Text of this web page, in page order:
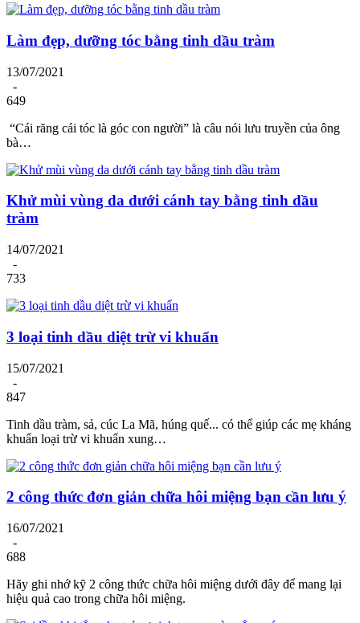
Làm đẹp, dưỡng tóc bằng tinh dầu tràm
13/07/2021
-
649
“Cái răng cái tóc là góc con người” là câu nói lưu truyền của ông
bà…
Khử mùi vùng da dưới cánh tay bằng tinh dầu
tràm
14/07/2021
-
733
3 loại tinh dầu diệt trừ vi khuẩn
15/07/2021
-
847
Tinh dầu tràm, sả, cúc La Mã, húng quế... có thể giúp các mẹ kháng
khuẩn loại trừ vi khuẩn xung…
2 công thức đơn giản chữa hôi miệng bạn cần lưu ý
16/07/2021
-
688
Hãy ghi nhớ kỹ 2 công thức chữa hôi miệng dưới đây để mang lại
hiệu quả cao trong chữa hôi miệng.